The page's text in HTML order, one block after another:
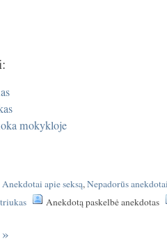
mokykloje
Anekdotai apie seksą,Nepadorūs
Anekdotą paskelbė anekdotas